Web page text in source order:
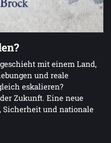
mit einem Land,
und reale
eskalieren?
Zukunft. Eine neue
Sicherheit und nationale